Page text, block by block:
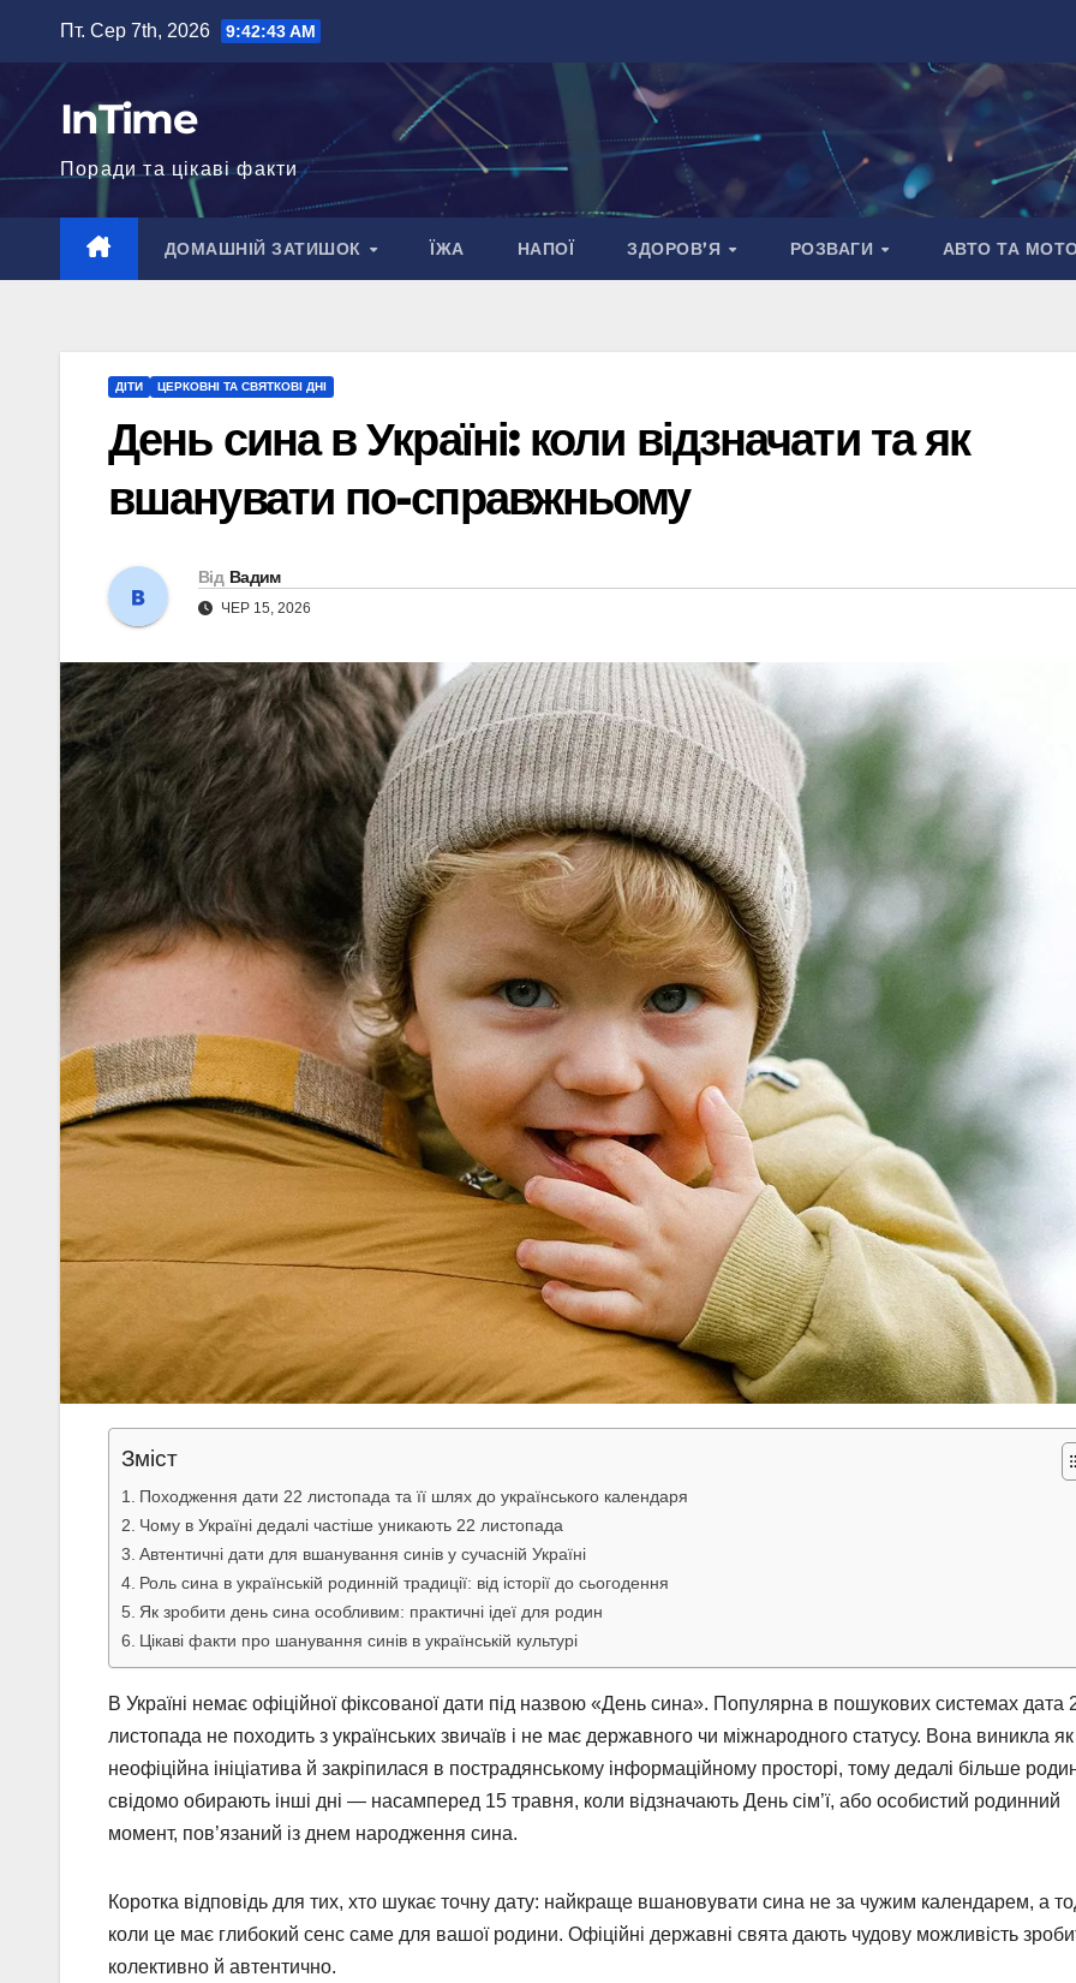
вмісту
Пт. Сер 7th, 2026 9:42:44 AM
InTime
Поради та цікаві факти
ДОМАШНІЙ ЗАТИШОК ЇЖА НАПОЇ ЗДОРОВ’Я РОЗВАГИ АВТО ТА
ДІТИ ЦЕРКОВНІ ТА СВЯТКОВІ ДНІ
День сина в Україні: коли відзначати та як
вшанувати по-справжньому
Від Вадим
ЧЕР 15, 2026
Зміст
Походження дати 22 листопада та її шлях до українського календаря
Чому в Україні дедалі частіше уникають 22 листопада
Автентичні дати для вшанування синів у сучасній Україні
Роль сина в українській родинній традиції: від історії до сьогодення
Як зробити день сина особливим: практичні ідеї для родин
Цікаві факти про шанування синів в українській культурі
В Україні немає офіційної фіксованої дати під назвою «День сина». Популярна в пошукових системах дата
листопада не походить з українських звичаїв і не має державного чи міжнародного статусу. Вона виникла як
неофіційна ініціатива й закріпилася в пострадянському інформаційному просторі, тому дедалі більше
свідомо обирають інші дні — насамперед 15 травня, коли відзначають День сім’ї, або особистий родинний
момент, пов’язаний із днем народження сина.
Коротка відповідь для тих, хто шукає точну дату: найкраще вшановувати сина не за чужим календарем, а
коли це має глибокий сенс саме для вашої родини. Офіційні державні свята дають чудову можливість
колективно й автентично.